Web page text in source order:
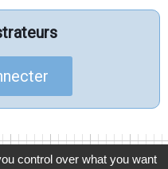
control over what you want